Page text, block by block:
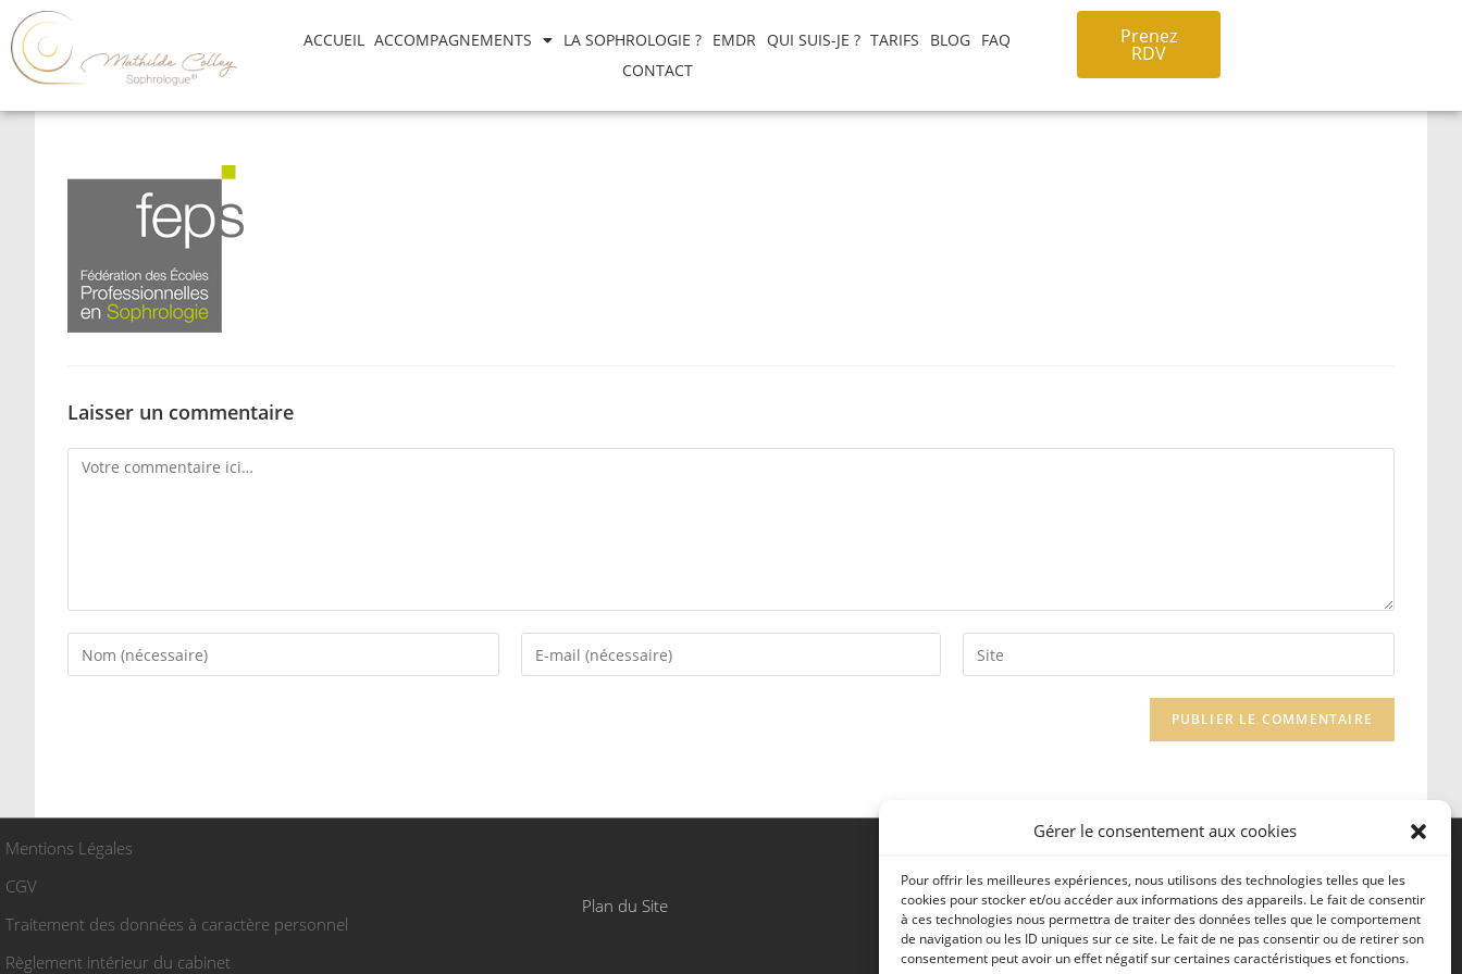
Gérer le consentement aux cookies
Pour offrir les meilleures expériences, nous utilisons des technologies telles que les
cookies pour stocker et/ou accéder aux informations des appareils. Le fait de consentir
à ces technologies nous permettra de traiter des données telles que le comportement
de navigation ou les ID uniques sur ce site. Le fait de ne pas consentir ou de retirer son
consentement peut avoir un effet négatif sur certaines caractéristiques et fonctions.
ACCUEIL ACCOMPAGNEMENTS LA SOPHROLOGIE ? EMDR QUI SUIS-JE ? TARIFS BLOG FAQ
CONTACT
Prenez
RDV
Laisser un commentaire
Mentions Légales
CGV
Traitement des données à caractère personnel
Règlement intérieur du cabinet
Plan du Site Copyright 2026 © Tous droits réservés